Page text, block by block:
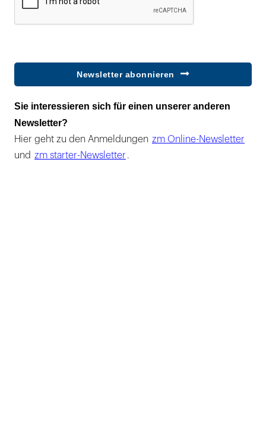
Newsletter abonnieren
Sie interessieren sich für einen unserer anderen
Newsletter?
Hier geht zu den Anmeldungen zm Online-Newsletter
und zm starter-Newsletter .